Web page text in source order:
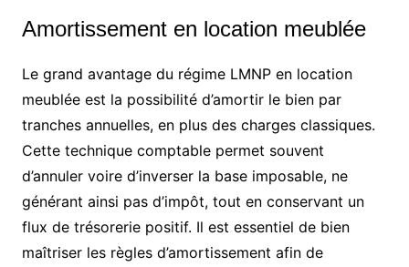
Amortissement en location meublée
Le grand avantage du régime LMNP en location
meublée est la possibilité d’amortir le bien par
tranches annuelles, en plus des charges classiques.
Cette technique comptable permet souvent
d’annuler voire d’inverser la base imposable, ne
générant ainsi pas d’impôt, tout en conservant un
flux de trésorerie positif. Il est essentiel de bien
maîtriser les règles d’amortissement afin de